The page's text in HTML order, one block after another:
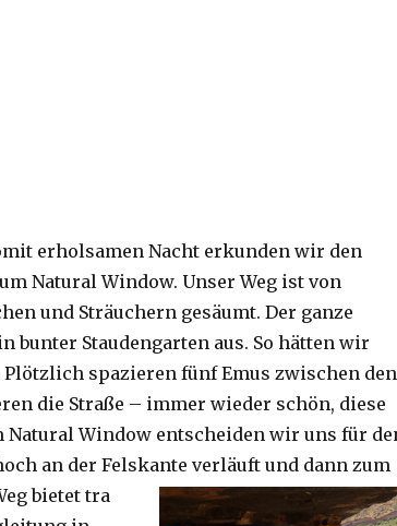
erholsamen Nacht erkunden wir den
Natural Window. Unser Weg ist von
und Sträuchern gesäumt. Der ganze
bunter Staudengarten aus. So hätten wir
spazieren fünf Emus zwischen den
die Straße – immer wieder schön, diese
Natural Window entscheiden wir uns für
an der Felskante verläuft und dann zum
bietet tra